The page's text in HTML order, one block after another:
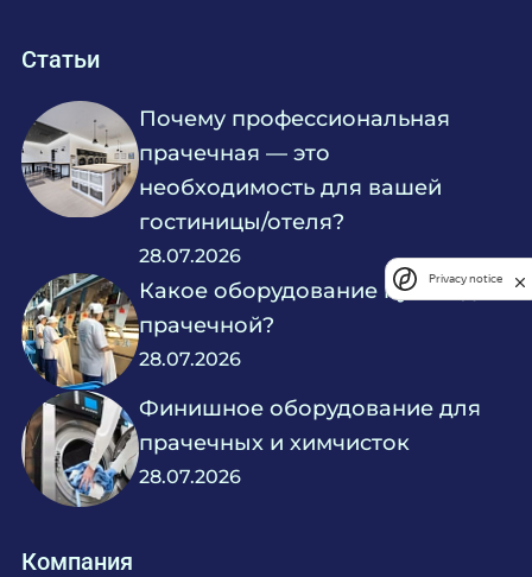
Статьи
Почему профессиональная
прачечная — это
необходимость для вашей
гостиницы/отеля?
28.07.2026
Какое оборудование нужно для
прачечной?
28.07.2026
Финишное оборудование для
прачечных и химчисток
28.07.2026
Компания
Privacy notice